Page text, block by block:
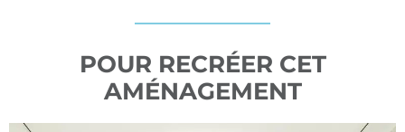
POUR RECRÉER CET
AMÉNAGEMENT